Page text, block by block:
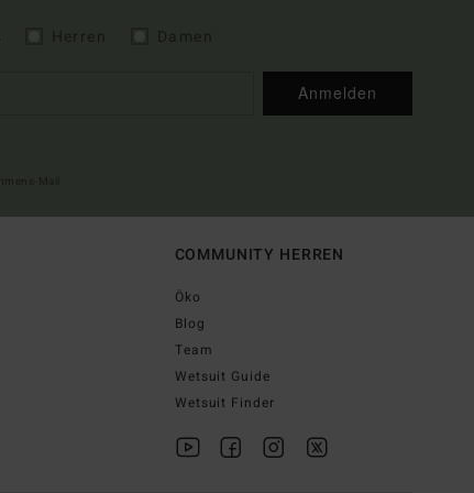
Anmelden
COMMUNITY HERREN
Öko
Blog
Team
Wetsuit Guide
Wetsuit Finder